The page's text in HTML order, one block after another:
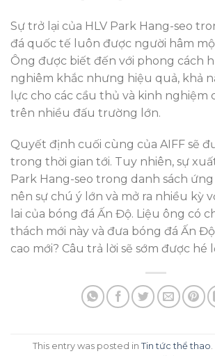
Sự trở lại của HLV Park Hang-seo
đá quốc tế luôn được người hâm
Ông được biết đến với phong cách
nghiêm khắc nhưng hiệu quả, khả
lực cho các cầu thủ và kinh nghiệm
trên nhiều đấu trường lớn.
Quyết định cuối cùng của AIFF sẽ
trong thời gian tới. Tuy nhiên, sự
Park Hang-seo trong danh sách
nên sự chú ý lớn và mở ra nhiều kỳ
lai của bóng đá Ấn Độ. Liệu ông có
thách mới này và đưa bóng đá Ấn
cao mới? Câu trả lời sẽ sớm được hé
This entry was posted in Tin tức thể thao